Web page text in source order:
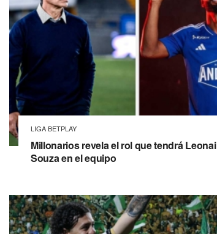
LIGA BETPLAY
Millonarios revela el rol que tendrá Leonai
Souza en el equipo